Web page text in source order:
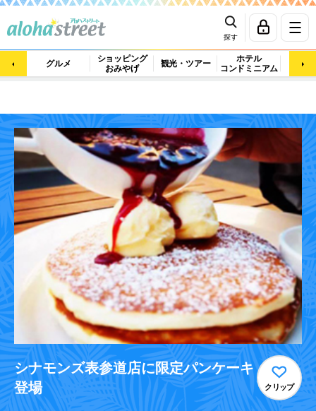
探す
グルメ
ショッピング
おみやげ
観光・ツアー
ホテル
コンドミニアム
マッ
シナモンズ表参道店に限定パンケーキ
登場
クリップ